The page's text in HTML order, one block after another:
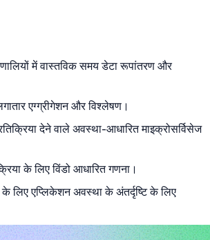
में वास्तविक समय डेटा रूपांतरण और
एग्ग्रीगेशन और विश्लेषण।
देने वाले अवस्था-आधारित माइक्रोसर्विसेज
के लिए विंडो आधारित गणना।
के लिए एप्लिकेशन अवस्था के अंतर्दृष्टि के लिए